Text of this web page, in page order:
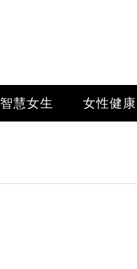
智慧女生 女性健康